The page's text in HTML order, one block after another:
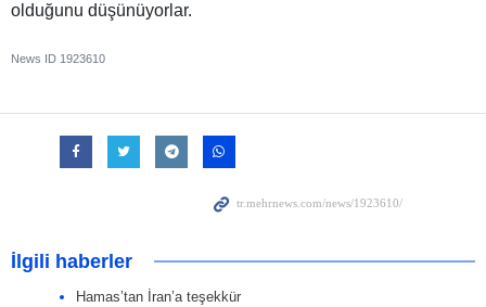
olduğunu düşünüyorlar.
News ID 1923610
İlgili haberler
Hamas’tan İran’a teşekkür